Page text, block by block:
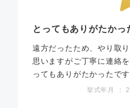
とってもありがたかっ
遠方だったため、やり取
思いますがご丁寧に連絡
ってもありがたかったです
挙式年月 ：